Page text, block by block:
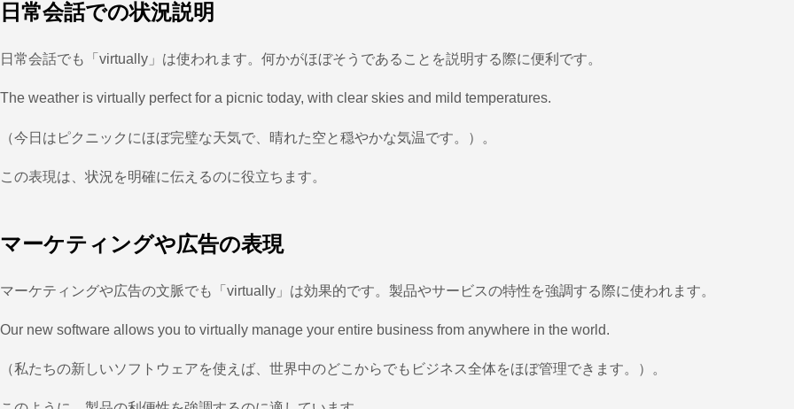
日常会話での状況説明
日常会話でも「virtually」は使われます。何かがほぼそうであることを説明する際に便利です。
The weather is virtually perfect for a picnic today, with clear skies and mild temperatures.
（今日はピクニックにほぼ完璧な天気で、晴れた空と穏やかな気温です。）。
この表現は、状況を明確に伝えるのに役立ちます。
マーケティングや広告の表現
マーケティングや広告の文脈でも「virtually」は効果的です。製品やサービスの特性を強調する際に使われます。
Our new software allows you to virtually manage your entire business from anywhere in the world.
（私たちの新しいソフトウェアを使えば、世界中のどこからでもビジネス全体をほぼ管理できます。）。